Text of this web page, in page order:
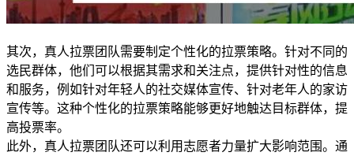
其次，真人拉票团队需要制定个性化的拉票策略。针对不同的
选民群体，他们可以根据其需求和关注点，提供针对性的信息
和服务，例如针对年轻人的社交媒体宣传、针对老年人的家访
宣传等。这种个性化的拉票策略能够更好地触达目标群体，提
高投票率。
此外，真人拉票团队还可以利用志愿者力量扩大影响范围。通